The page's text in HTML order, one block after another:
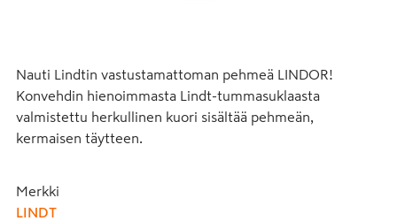
Nauti Lindtin vastustamattoman pehmeä LINDOR!
Konvehdin hienoimmasta Lindt-tummasuklaasta
valmistettu herkullinen kuori sisältää pehmeän,
kermaisen täytteen.
Merkki
LINDT